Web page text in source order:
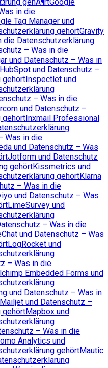
in die
Tag Manager und
gehörtGravity
die Datenschutzerklärung
– Was in die
und Datenschutz – Was in
HubSpot und Datenschutz –
gehörtInspectlet und
– Was in die
und Datenschutz –
gehörtInxmail Professional
Was in die
und Datenschutz – Was
Jotform und Datenschutz
gehörtKissmetrics und
gehörtKlarna
– Was in die
und Datenschutz – Was
LimeSurvey und
– Was in die
und Datenschutz – Was
LogRocket und
– Was in die
Embedded Forms und
und Datenschutz – Was in
Mailjet und Datenschutz –
gehörtMapbox und
– Was in die
Analytics und
gehörtMautic